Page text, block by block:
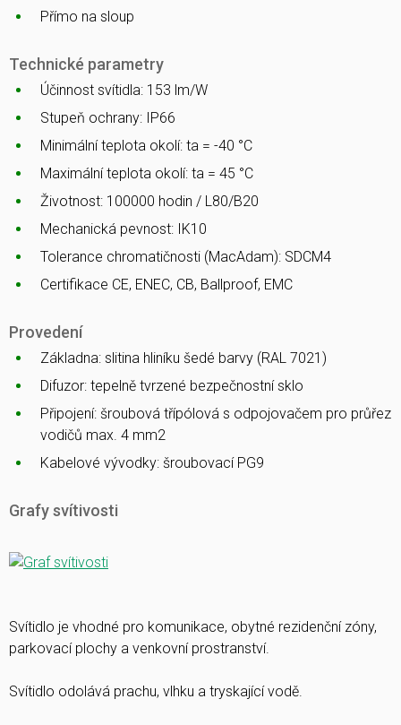
Přímo na sloup
Technické parametry
Účinnost svítidla: 153 lm/W
Stupeň ochrany: IP66
Minimální teplota okolí: ta = -40 °C
Maximální teplota okolí: ta = 45 °C
Životnost: 100000 hodin / L80/B20
Mechanická pevnost: IK10
Tolerance chromatičnosti (MacAdam): SDCM4
Certifikace CE, ENEC, CB, Ballproof, EMC
Provedení
Základna: slitina hliníku šedé barvy (RAL 7021)
Difuzor: tepelně tvrzené bezpečnostní sklo
Připojení: šroubová třípólová s odpojovačem pro průřez
vodičů max. 4 mm2
Kabelové vývodky: šroubovací PG9
Grafy svítivosti
Svítidlo je vhodné pro komunikace, obytné rezidenční zóny,
parkovací plochy a venkovní prostranství.
Svítidlo odolává prachu, vlhku a tryskající vodě.